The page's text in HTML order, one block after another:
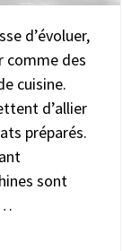
d’évoluer,
comme des
cuisine.
d’allier
préparés.
sont